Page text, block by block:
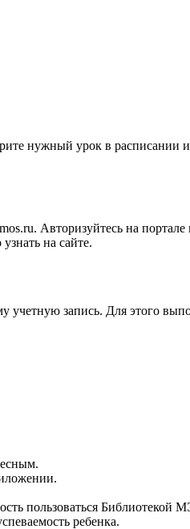
нужный урок в расписании
Авторизуйтесь на
на сайте.
учетную запись. Для этого
пользоваться Библиотекой
ребенка.